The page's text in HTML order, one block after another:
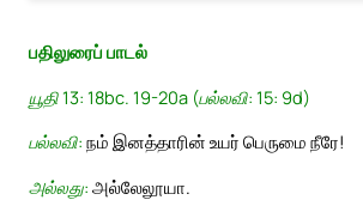
பதிலுரைப் பாடல்
யூதி 13: 18bc. 19-20a (பல்லவி: 15: 9d)
பல்லவி: நம் இனத்தாரின் உயர் பெருமை நீரே!
அல்லது: அல்லேலூயா.